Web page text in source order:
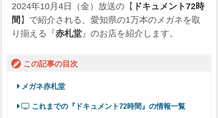
2024年10月4日 （金）放送の【 ドキュメント72時
間 】で紹介される、愛知県の1万本のメガネを取
り揃える『赤札堂 』のお店を紹介します。
この記事の目次
メガネ赤札堂
これまでの『ドキュメント72時間』の情報一覧